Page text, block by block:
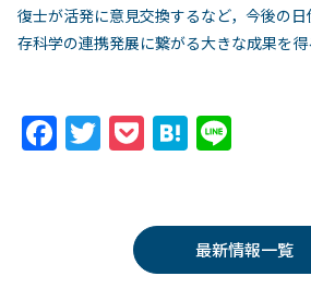
復士が活発に意見交換するなど，今後の
存科学の連携発展に繋がる大きな成果を得
F T
er
P
k
et
H
n
a
最新情報一覧